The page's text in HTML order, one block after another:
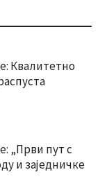
Квалитетно
„Први пут с
и заједничке